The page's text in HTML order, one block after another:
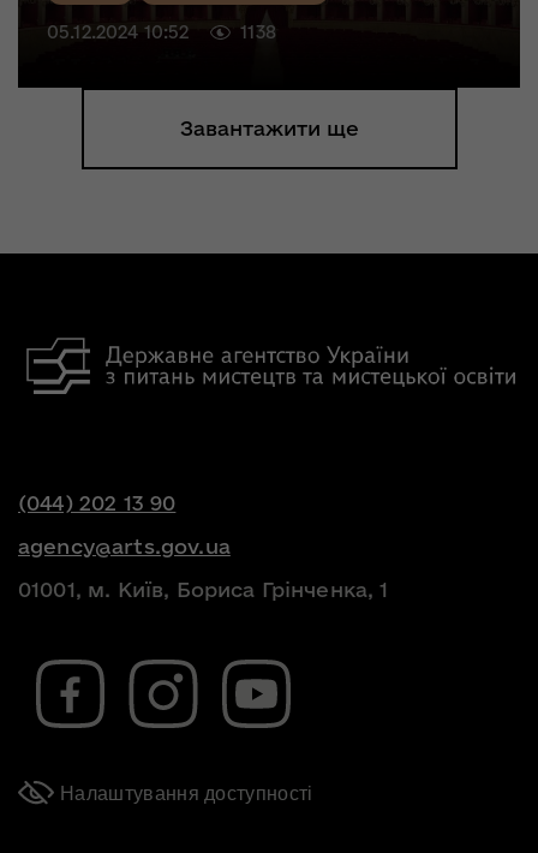
05.12.2024 10:52 1138
Завантажити ще
(044) 202 13 90
agency@arts.gov.ua
01001, м. Київ, Бориса Грінченка, 1
Налаштування доступності